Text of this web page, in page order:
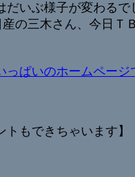
いぶ様子が変わる
の三木さん、今日
っぱいのホームページ
トもできちゃいます】